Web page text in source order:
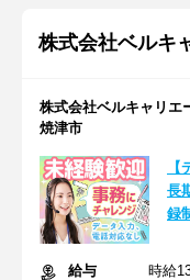
株式会社ベルキ
株式会社ベルキャリ
焼津市
長
録
給与
時給